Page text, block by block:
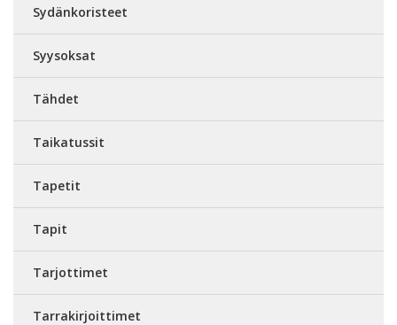
Sydänkoristeet
Syysoksat
Tähdet
Taikatussit
Tapetit
Tapit
Tarjottimet
Tarrakirjoittimet